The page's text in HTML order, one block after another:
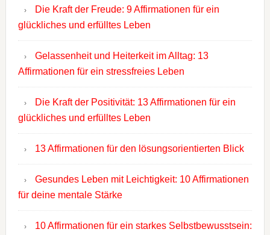
Die Kraft der Freude: 9 Affirmationen für ein
glückliches und erfülltes Leben
Gelassenheit und Heiterkeit im Alltag: 13
Affirmationen für ein stressfreies Leben
Die Kraft der Positivität: 13 Affirmationen für ein
glückliches und erfülltes Leben
13 Affirmationen für den lösungsorientierten Blick
Gesundes Leben mit Leichtigkeit: 10 Affirmationen
für deine mentale Stärke
10 Affirmationen für ein starkes Selbstbewusstsein: